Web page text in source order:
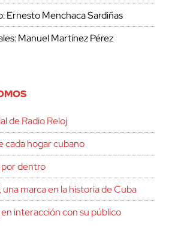
Ernesto Menchaca Sardiñas
Manuel Martínez Pérez
de Radio Reloj
cada hogar cubano
por dentro
una marca en la historia de Cuba
en interacción con su público